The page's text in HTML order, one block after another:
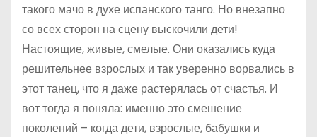
такого мачо в духе испанского танго. Но внезапно
со всех сторон на сцену выскочили дети!
Настоящие, живые, смелые. Они оказались куда
решительнее взрослых и так уверенно ворвались в
этот танец, что я даже растерялась от счастья. И
вот тогда я поняла: именно это смешение
поколений – когда дети, взрослые, бабушки и